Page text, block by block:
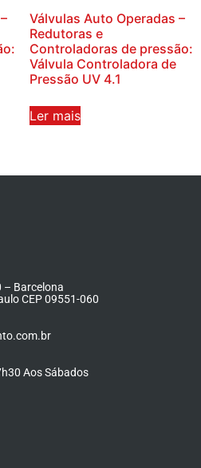
Válvulas Auto Operadas –
Redutoras e
Controladoras de pressão:
Válvula Controladora de
Pressão UV 4.1
Ler mais
– Barcelona
CEP 09551-060
Aos Sábados